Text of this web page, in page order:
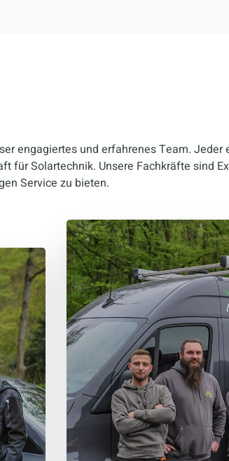
engagiertes und erfahrenes Team.
für Solartechnik. Unsere Fachkräfte sind
Service zu bieten.